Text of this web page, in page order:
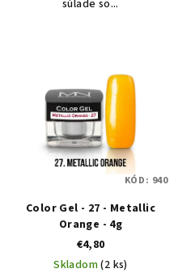
súlade so...
Color Gel - 27 - Metallic
Orange - 4g
€4,80
Skladom(2 ks)
KÓD: 940